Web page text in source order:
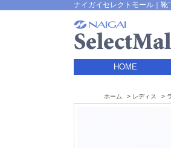
ナイガイセレクトモール｜
HOME
ホーム レディス